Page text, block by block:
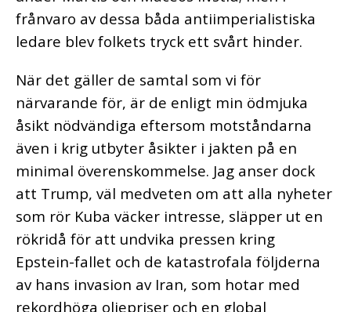
frånvaro av dessa båda antiimperialistiska
ledare blev folkets tryck ett svårt hinder.
När det gäller de samtal som vi för
närvarande för, är de enligt min ödmjuka
åsikt nödvändiga eftersom motståndarna
även i krig utbyter åsikter i jakten på en
minimal överenskommelse. Jag anser dock
att Trump, väl medveten om att alla nyheter
som rör Kuba väcker intresse, släpper ut en
rökridå för att undvika pressen kring
Epstein-fallet och de katastrofala följderna
av hans invasion av Iran, som hotar med
rekordhöga oljepriser och en global